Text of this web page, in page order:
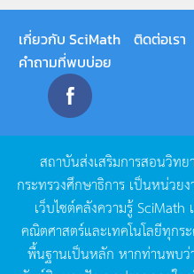
เกี่ยวกับ SciMath ติดต่อเรา
คำถามที่พบบ่อย
สถาบันส่งเสริมการสอนวิทย
กระทรวงศึกษาธิการ เป็นหน่วยง
เว็บไซต์คลังความรู้SciMath
คณิตศาสตร์และเทคโนโลยีทุกร
พื้นฐานเป็นหลัก หากท่านพบว่